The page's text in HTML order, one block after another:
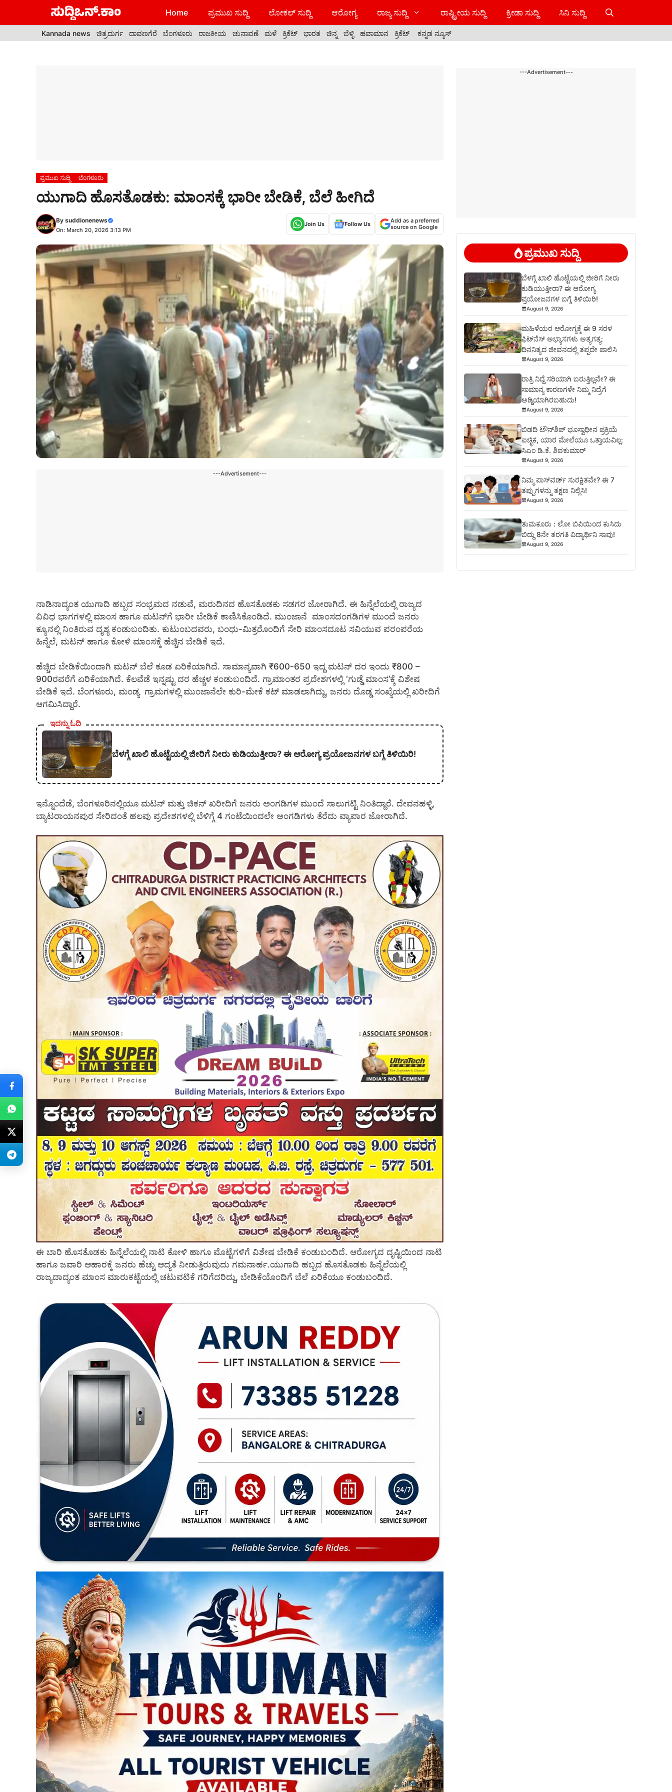
Home ಪ್ರಮುಖ ಸುದ್ದಿ ಲೋಕಲ್ ಸುದ್ದಿ ಆರೋಗ್ಯ ರಾಜ್ಯ ಸುದ್ದಿ ರಾಷ್ಟ್ರೀಯ ಸುದ್ದಿ ಕ್ರೀಡಾ ಸುದ್ದಿ ಸಿನಿ ಸುದ್ದಿ
Kannada news ಚಿತ್ರದುರ್ಗ ದಾವಣಗೆರೆ ಬೆಂಗಳೂರು ರಾಜಕೀಯ ಚುನಾವಣೆ ಮಳೆ ಕ್ರಿಕೆಟ್ ಭಾರತ ಚಿನ್ನ ಬೆಳ್ಳಿ ಹವಾಮಾನ ಕ್ರಿಕೆಟ್ ಕನ್ನಡ ನ್ಯೂಸ್
ಪ್ರಮುಖ ಸುದ್ದಿ ಬೆಂಗಳೂರು
ಯುಗಾದಿ ಹೊಸತೊಡಕು: ಮಾಂಸಕ್ಕೆ ಭಾರೀ ಬೇಡಿಕೆ, ಬೆಲೆ‌ ಹೀಗಿದೆ
By suddionenews
On: March 20, 2026 3:13 PM
Join Us Follow Us
Add as a preferred
source on Google
---Advertisement---
ನಾಡಿನಾದ್ಯಂತ ಯುಗಾದಿ ಹಬ್ಬದ ಸಂಭ್ರಮದ ನಡುವೆ, ಮರುದಿನದ ಹೊಸತೊಡಕು ಸಡಗರ ಜೋರಾಗಿದೆ. ಈ ಹಿನ್ನೆಲೆಯಲ್ಲಿ ರಾಜ್ಯದ
ವಿವಿಧ ಭಾಗಗಳಲ್ಲಿ ಮಾಂಸ ಹಾಗೂ ಮಟನ್‌ಗೆ ಭಾರೀ ಬೇಡಿಕೆ ಕಾಣಿಸಿಕೊಂಡಿದೆ. ಮುಂಜಾನೆ ಮಾಂಸದಂಗಡಿಗಳ ಮುಂದೆ ಜನರು
ಕ್ಯೂನಲ್ಲಿ ನಿಂತಿರುವ ದೃಶ್ಯ ಕಂಡುಬಂದಿತು. ಕುಟುಂಬದವರು, ಬಂಧು-ಮಿತ್ರರೊಂದಿಗೆ ಸೇರಿ ಮಾಂಸದೂಟ ಸವಿಯುವ ಪರಂಪರೆಯ
ಹಿನ್ನೆಲೆ, ಮಟನ್ ಹಾಗೂ ಕೋಳಿ ಮಾಂಸಕ್ಕೆ ಹೆಚ್ಚಿನ ಬೇಡಿಕೆ ಇದೆ.
ಹೆಚ್ಚಿದ ಬೇಡಿಕೆಯಿಂದಾಗಿ ಮಟನ್ ಬೆಲೆ ಕೂಡ ಏರಿಕೆಯಾಗಿದೆ. ಸಾಮಾನ್ಯವಾಗಿ ₹600-650 ಇದ್ದ ಮಟನ್ ದರ ಇಂದು ₹800 –
900ರವರೆಗೆ ಏರಿಕೆಯಾಗಿದೆ. ಕೆಲವೆಡೆ ಇನ್ನಷ್ಟು ದರ ಹೆಚ್ಚಳ ಕಂಡುಬಂದಿದೆ. ಗ್ರಾಮಾಂತರ ಪ್ರದೇಶಗಳಲ್ಲಿ ‘ಗುಡ್ಡೆ ಮಾಂಸ’ಕ್ಕೆ ವಿಶೇಷ
ಬೇಡಿಕೆ ಇದೆ. ಬೆಂಗಳೂರು, ಮಂಡ್ಯ ಗ್ರಾಮಗಳಲ್ಲಿ ಮುಂಜಾನೆಲೇ ಕುರಿ-ಮೇಕೆ ಕಟ್ ಮಾಡಲಾಗಿದ್ದು, ಜನರು ದೊಡ್ಡ ಸಂಖ್ಯೆಯಲ್ಲಿ ಖರೀದಿಗೆ
ಆಗಮಿಸಿದ್ದಾರೆ.
ಇದನ್ನು ಓದಿ
ಬೆಳಗ್ಗೆ ಖಾಲಿ ಹೊಟ್ಟೆಯಲ್ಲಿ ಜೀರಿಗೆ ನೀರು ಕುಡಿಯುತ್ತೀರಾ? ಈ ಆರೋಗ್ಯ ಪ್ರಯೋಜನಗಳ ಬಗ್ಗೆ ತಿಳಿಯಿರಿ!
ಇನ್ನೊಂದೆಡೆ, ಬೆಂಗಳೂರಿನಲ್ಲಿಯೂ ಮಟನ್ ಮತ್ತು ಚಿಕನ್ ಖರೀದಿಗೆ ಜನರು ಅಂಗಡಿಗಳ ಮುಂದೆ ಸಾಲುಗಟ್ಟಿ ನಿಂತಿದ್ದಾರೆ. ದೇವನಹಳ್ಳಿ,
ಬ್ಯಾಟರಾಯನಪುರ ಸೇರಿದಂತೆ ಹಲವು ಪ್ರದೇಶಗಳಲ್ಲಿ ಬೆಳಿಗ್ಗೆ 4 ಗಂಟೆಯಿಂದಲೇ ಅಂಗಡಿಗಳು ತೆರೆದು ವ್ಯಾಪಾರ ಜೋರಾಗಿದೆ.
ಈ ಬಾರಿ ಹೊಸತೊಡಕು ಹಿನ್ನೆಲೆಯಲ್ಲಿ ನಾಟಿ ಕೋಳಿ ಹಾಗೂ ಮೊಟ್ಟೆಗಳಿಗೆ ವಿಶೇಷ ಬೇಡಿಕೆ ಕಂಡುಬಂದಿದೆ. ಆರೋಗ್ಯದ ದೃಷ್ಟಿಯಿಂದ ನಾಟಿ
ಹಾಗೂ ಜವಾರಿ ಆಹಾರಕ್ಕೆ ಜನರು ಹೆಚ್ಚು ಆದ್ಯತೆ ನೀಡುತ್ತಿರುವುದು ಗಮನಾರ್ಹ.ಯುಗಾದಿ ಹಬ್ಬದ ಹೊಸತೊಡಕು ಹಿನ್ನೆಲೆಯಲ್ಲಿ
ರಾಜ್ಯದಾದ್ಯಂತ ಮಾಂಸ ಮಾರುಕಟ್ಟೆಯಲ್ಲಿ ಚಟುವಟಿಕೆ ಗರಿಗೆದರಿದ್ದು, ಬೇಡಿಕೆಯೊಂದಿಗೆ ಬೆಲೆ ಏರಿಕೆಯೂ ಕಂಡುಬಂದಿದೆ.
---Advertisement---
ಪ್ರಮುಖ ಸುದ್ದಿ
ಬೆಳಗ್ಗೆ ಖಾಲಿ ಹೊಟ್ಟೆಯಲ್ಲಿ ಜೀರಿಗೆ ನೀರು
ಕುಡಿಯುತ್ತೀರಾ? ಈ ಆರೋಗ್ಯ
ಪ್ರಯೋಜನಗಳ ಬಗ್ಗೆ ತಿಳಿಯಿರಿ!
August 9, 2026
ಮಹಿಳೆಯರ ಆರೋಗ್ಯಕ್ಕೆ ಈ 9 ಸರಳ
ಫಿಟ್‌ನೆಸ್‌ ಅಭ್ಯಾಸಗಳು ಅತ್ಯಗತ್ಯ:
ದಿನನಿತ್ಯದ ಜೀವನದಲ್ಲಿ ತಪ್ಪದೇ ಪಾಲಿಸಿ
August 9, 2026
ರಾತ್ರಿ ನಿದ್ದೆ ಸರಿಯಾಗಿ ಬರುತ್ತಿಲ್ಲವೇ? ಈ
ಸಾಮಾನ್ಯ ಕಾರಣಗಳೇ ನಿಮ್ಮ ನಿದ್ರೆಗೆ
ಅಡ್ಡಿಯಾಗಿರಬಹುದು!
August 9, 2026
ಬಿಡದಿ ಟೌನ್‌ಶಿಪ್‌ ಭೂಸ್ವಾಧೀನ ಪ್ರಕ್ರಿಯೆ
ಐಚ್ಛಿಕ, ಯಾರ ಮೇಲೆಯೂ ಒತ್ತಾಯವಿಲ್ಲ:
ಸಿಎಂ ಡಿ.ಕೆ. ಶಿವಕುಮಾರ್
August 9, 2026
ನಿಮ್ಮ ಪಾಸ್‌ವರ್ಡ್ ಸುರಕ್ಷಿತವೇ? ಈ 7
ತಪ್ಪುಗಳನ್ನು ತಕ್ಷಣ ನಿಲ್ಲಿಸಿ!
August 9, 2026
ತುಮಕೂರು : ಲೋ ಬಿಪಿಯಿಂದ ಕುಸಿದು
ಬಿದ್ದು 8ನೇ ತರಗತಿ ವಿದ್ಯಾರ್ಥಿನಿ ಸಾವು!
August 9, 2026